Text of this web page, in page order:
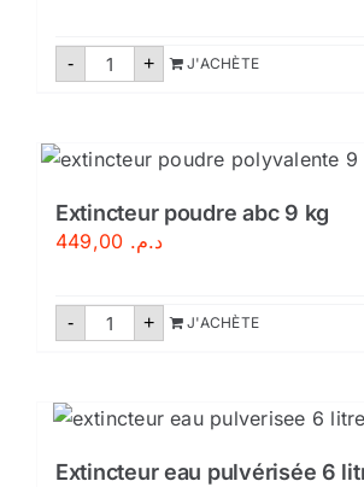
- quantité
6
litres
+ J'ACHÈTE
Extincteur poudre abc 9 kg
د.م.
- quantité
9
kg
+ J'ACHÈTE
Extincteur eau pulvérisée 6